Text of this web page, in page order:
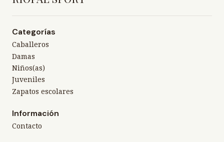
Categorías
Caballeros
Damas
Niños(as)
Juveniles
Zapatos escolares
Información
Contacto